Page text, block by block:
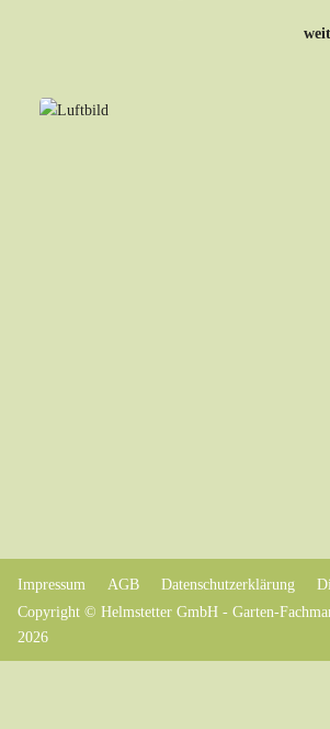
Impressum AGB Datenschutzerklärung
Copyright © Helmstetter GmbH - Garten-
2026